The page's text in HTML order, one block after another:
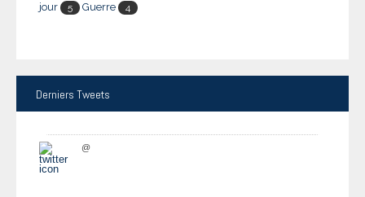
jour
5 Guerre 4
Derniers Tweets
@